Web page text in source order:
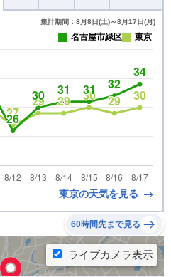
集計期間：8月8日(土)～8月17日(月)
名古屋市緑区 東京
東京の天気を見る
60時間先まで見る